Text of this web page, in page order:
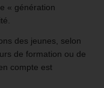
« génération
des jeunes, selon
de formation ou de
compte est